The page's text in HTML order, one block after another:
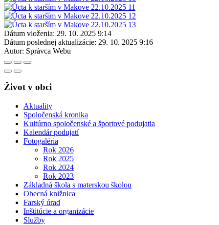
Dátum vloženia: 29. 10. 2025 9:14
Dátum poslednej aktualizácie: 29. 10. 2025 9:16
Autor: Správca Webu
Život v obci
Aktuality
Spoločenská kronika
Kultúrno spoločenské a športové podujatia
Kalendár podujatí
Fotogaléria
Rok 2026
Rok 2025
Rok 2024
Rok 2023
Základná škola s materskou školou
Obecná knižnica
Farský úrad
Inštitúcie a organizácie
Služby